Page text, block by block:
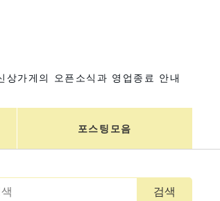
가게의 오픈소식과 영업종료 안내
포스팅모음